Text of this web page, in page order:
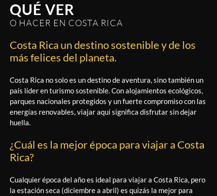
QUÉ VER
O HACER EN COSTA RICA
Costa Rica un destino sostenible y de los
más felices del planeta.
Costa Rica no solo es un destino de aventura, sino también un
país líder en turismo sostenible. Con alojamientos ecológicos,
parques nacionales protegidos y un fuerte compromiso con las
energías renovables, viajar aquí significa disfrutar sin dejar
huella.
¿Cuál es la mejor época para viajar a Costa
Rica?
Cualquier época del año es ideal para viajar a Costa Rica, pero
la estación seca (diciembre a abril) es quizás la mejor para